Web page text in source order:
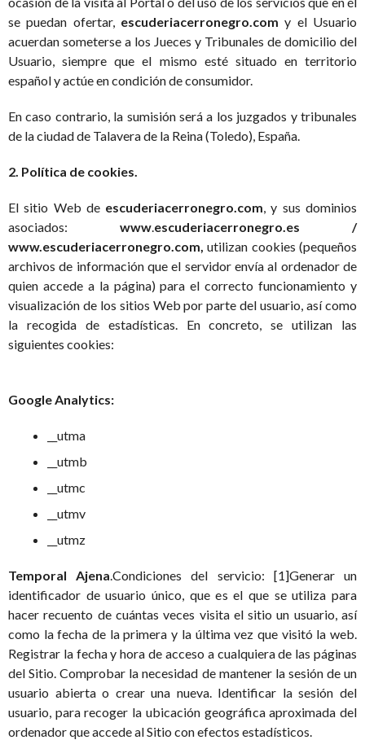
se puedan ofertar, escuderiacerronegro.com y el Usuario
acuerdan someterse a los Jueces y Tribunales de domicilio del
Usuario, siempre que el mismo esté situado en territorio
español y actúe en condición de consumidor.
En caso contrario, la sumisión será a los juzgados y tribunales
de la ciudad de Talavera de la Reina (Toledo), España.
2. Política de cookies.
El sitio Web de escuderiacerronegro.com, y sus dominios
asociados: www.escuderiacerronegro.es /
www.escuderiacerronegro.com, utilizan cookies (pequeños
archivos de información que el servidor envía al ordenador de
quien accede a la página) para el correcto funcionamiento y
visualización de los sitios Web por parte del usuario, así como
la recogida de estadísticas. En concreto, se utilizan las
siguientes cookies:
Google Analytics:
__utma
__utmb
__utmc
__utmv
__utmz
TemporalAjena.Condiciones del servicio: [1]Generar un
identificador de usuario único, que es el que se utiliza para
hacer recuento de cuántas veces visita el sitio un usuario, así
como la fecha de la primera y la última vez que visitó la web.
Registrar la fecha y hora de acceso a cualquiera de las páginas
del Sitio. Comprobar la necesidad de mantener la sesión de un
usuario abierta o crear una nueva. Identificar la sesión del
usuario, para recoger la ubicación geográfica aproximada del
ordenador que accede al Sitio con efectos estadísticos.